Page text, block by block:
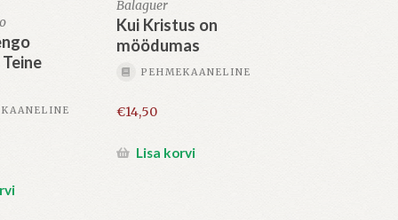
Balaguer
Kui Kristus on
möödumas
PEHMEKAANELINE
€14,50
Lisa korvi